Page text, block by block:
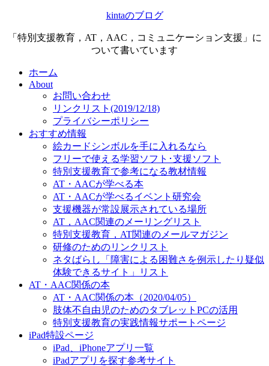
kintaのブログ
「特別支援教育，AT，AAC，コミュニケーション支援」に
ついて書いています
ホーム
About
お問い合わせ
リンクリスト(2019/12/18)
プライバシーポリシー
おすすめ情報
絵カードシンボルを手に入れるなら
フリーで使える学習ソフト･支援ソフト
特別支援教育で参考になる教材情報
AT・AACが学べる本
AT・AACが学べるイベント研究会
支援機器が常設展示されている場所
AT，AAC関連のメーリングリスト
特別支援教育，AT関連のメールマガジン
研修のためのリンクリスト
ネタばらし「障害による困難さを例示したり疑似
体験できるサイト」リスト
AT・AAC関係の本
AT・AAC関係の本（2020/04/05）
肢体不自由児のためのタブレットPCの活用
特別支援教育の実践情報サポートページ
iPad特設ページ
iPad、iPhoneアプリ一覧
iPadアプリを探す参考サイト